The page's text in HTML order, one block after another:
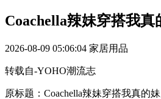
Coachella辣妹穿搭我
2026-08-09 05:06:04 家居用品
转载自-YOHO潮流志
原标题：Coachella辣妹穿搭我真的